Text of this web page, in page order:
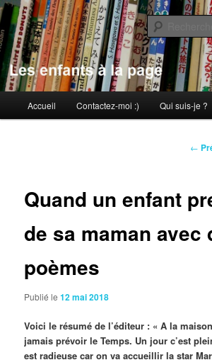
Aller
au
contenu
principalLes enfants à la page
principal
Accueil Contactez-moi :) Qui suis-je ?
←
Quand un enfant
de sa maman avec
poèmes
Publié le12 mai 2018
Voici le résumé de l’éditeur : « A la
jamais prévoir le Temps. Un jour c’est
est radieuse car on va accueillir la star